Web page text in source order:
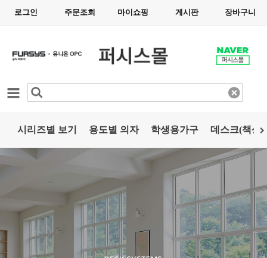
로그인 주문조회 마이쇼핑 게시판 장바구니
카테고리
시리즈별 보기 용도별 의자 학생용가구 데스크(책상)